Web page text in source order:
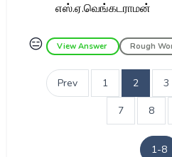
எஸ்.ஏ.வெங்கடராமன்
😑 View Answer Rough
Prev 1 2 3
7 8
1-8